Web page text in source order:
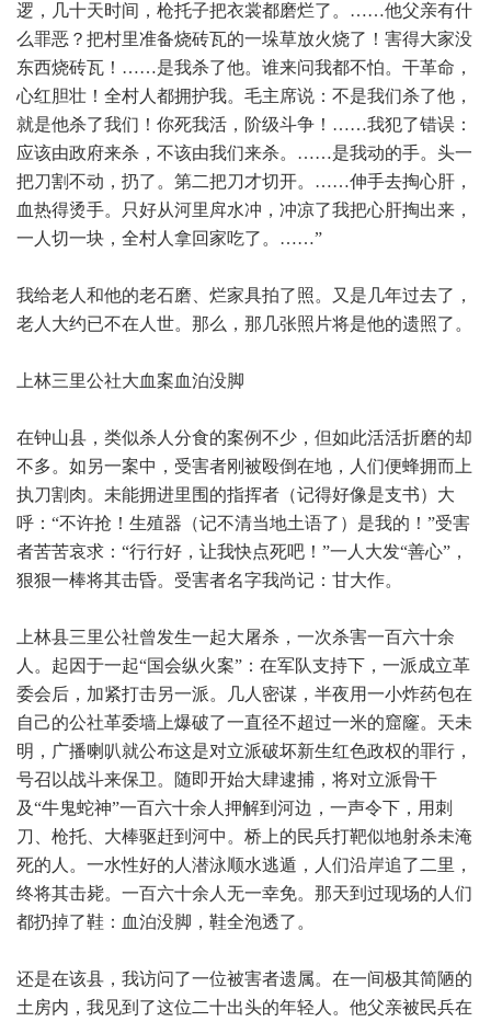
逻，几十天时间，枪托子把衣裳都磨烂了。……他父亲有什
么罪恶？把村里准备烧砖瓦的一垛草放火烧了！害得大家没
东西烧砖瓦！……是我杀了他。谁来问我都不怕。干革命，
心红胆壮！全村人都拥护我。毛主席说：不是我们杀了他，
就是他杀了我们！你死我活，阶级斗争！……我犯了错误：
应该由政府来杀，不该由我们来杀。……是我动的手。头一
把刀割不动，扔了。第二把刀才切开。……伸手去掏心肝，
血热得烫手。只好从河里戽水冲，冲凉了我把心肝掏出来，
一人切一块，全村人拿回家吃了。……”
我给老人和他的老石磨、烂家具拍了照。又是几年过去了，
老人大约已不在人世。那么，那几张照片将是他的遗照了。
上林三里公社大血案血泊没脚
在钟山县，类似杀人分食的案例不少，但如此活活折磨的却
不多。如另一案中，受害者刚被殴倒在地，人们便蜂拥而上
执刀割肉。未能拥进里围的指挥者（记得好像是支书）大
呼：“不许抢！生殖器（记不清当地土语了）是我的！”受害
者苦苦哀求：“行行好，让我快点死吧！”一人大发“善心”，
狠狠一棒将其击昏。受害者名字我尚记：甘大作。
上林县三里公社曾发生一起大屠杀，一次杀害一百六十余
人。起因于一起“国会纵火案”：在军队支持下，一派成立革
委会后，加紧打击另一派。几人密谋，半夜用一小炸药包在
自己的公社革委墙上爆破了一直径不超过一米的窟窿。天未
明，广播喇叭就公布这是对立派破坏新生红色政权的罪行，
号召以战斗来保卫。随即开始大肆逮捕，将对立派骨干
及“牛鬼蛇神”一百六十余人押解到河边，一声令下，用刺
刀、枪托、大棒驱赶到河中。桥上的民兵打靶似地射杀未淹
死的人。一水性好的人潜泳顺水逃遁，人们沿岸追了二里，
终将其击毙。一百六十余人无一幸免。那天到过现场的人们
都扔掉了鞋：血泊没脚，鞋全泡透了。
还是在该县，我访问了一位被害者遗属。在一间极其简陋的
土房内，我见到了这位二十出头的年轻人。他父亲被民兵在